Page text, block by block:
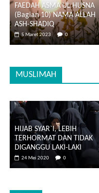
FAEDAH ASMA’UL HUSNA
(Bagian 10) NAMA ALLAH
ASH-SHADIQ
5 Maret 2023 0
MUSLIMAH
HIJAB SYAR`I, LEBIH
TERHORMAT DAN TIDAK
DIGANGGU LAKI-LAKI
24 Mei 2020 0